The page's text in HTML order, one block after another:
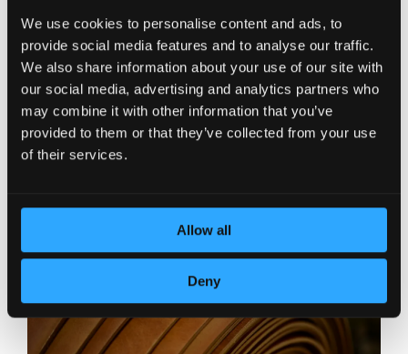
We use cookies to personalise content and ads, to
provide social media features and to analyse our traffic.
We also share information about your use of our site with
our social media, advertising and analytics partners who
may combine it with other information that you’ve
provided to them or that they’ve collected from your use
of their services.
Allow all
Deny
POSVEĆENOST DETALJIMA